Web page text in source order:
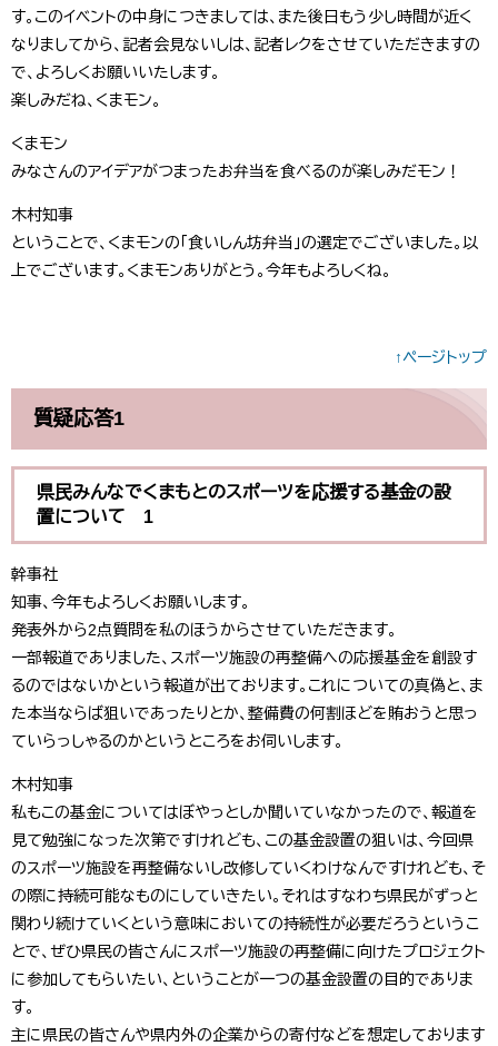
す。このイベントの中身につきましては、また後日もう少し時間が近く
なりましてから、記者会見ないしは、記者レクをさせていただきますの
で、よろしくお願いいたします。
楽しみだね、くまモン。
くまモン
みなさんのアイデアがつまったお弁当を食べるのが楽しみだモン！
木村知事
ということで、くまモンの「食いしん坊弁当」の選定でございました。以
上でございます。くまモンありがとう。今年もよろしくね。
↑ページトップ
質疑応答1
県民みんなでくまもとのスポーツを応援する基金の設
置について 1
幹事社
知事、今年もよろしくお願いします。
発表外から2点質問を私のほうからさせていただきます。
一部報道でありました、スポーツ施設の再整備への応援基金を創設す
るのではないかという報道が出ております。これについての真偽と、ま
た本当ならば狙いであったりとか、整備費の何割ほどを賄おうと思っ
ていらっしゃるのかというところをお伺いします。
木村知事
私もこの基金についてはぼやっとしか聞いていなかったので、報道を
見て勉強になった次第ですけれども、この基金設置の狙いは、今回県
のスポーツ施設を再整備ないし改修していくわけなんですけれども、そ
の際に持続可能なものにしていきたい。それはすなわち県民がずっと
関わり続けていくという意味においての持続性が必要だろうというこ
とで、ぜひ県民の皆さんにスポーツ施設の再整備に向けたプロジェクト
に参加してもらいたい、ということが一つの基金設置の目的でありま
す。
主に県民の皆さんや県内外の企業からの寄付などを想定しております